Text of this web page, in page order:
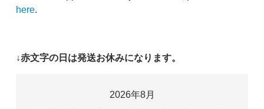
here.
↓赤文字の日は発送お休みになります。
2026年8月